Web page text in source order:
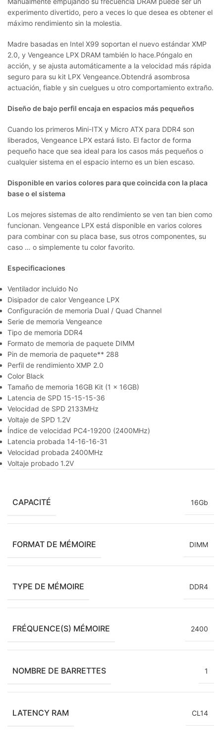
experimento divertido, pero a veces lo que desea es obtener el
máximo rendimiento sin la molestia.
Madre basadas en Intel X99 soportan el nuevo estándar XMP
2.0, y Vengeance LPX DRAM también lo hace.Póngalo en
acción, y se ajusta automáticamente a la velocidad más rápida
seguro para su kit LPX Vengeance.Obtendrá asombrosa
actuación, fiable y sin cuelgues u otro comportamiento extraño.
Diseño de bajo perfil encaja en espacios más pequeños
Cuando los primeros Mini-ITX y Micro ATX para DDR4 son
liberados, Vengeance LPX estará listo. El factor de forma
pequeño hace que sea ideal para los casos más pequeños o
cualquier sistema en el espacio interno es un bien escaso.
Disponible en varios colores para que coincida con la placa
base o el sistema
Los mejores sistemas de alto rendimiento se ven tan bien como
funcionan. Vengeance LPX está disponible en varios colores
para combinar con su placa base, sus otros componentes, su
caso … o simplemente tu color favorito.
Especificaciones
Ventilador incluido No
Disipador de calor Vengeance LPX
Configuración de memoria Dual / Quad Channel
Serie de memoria Vengeance
Tipo de memoria DDR4
Formato de memoria de paquete DIMM
Pin de memoria de paquete** 288
Perfil de rendimiento XMP 2.0
Color Black
Tamaño de memoria 16GB Kit (1 x 16GB)
Latencia de SPD 15-15-15-36
Velocidad de SPD 2133MHz
Voltaje de SPD 1.2V
Índice de velocidad PC4-19200 (2400MHz)
Latencia probada 14-16-16-31
Velocidad probada 2400MHz
Voltaje probado 1.2V
CAPACITÉ 16Gb
FORMAT DE MÉMOIRE DIMM
TYPE DE MÉMOIRE DDR4
FRÉQUENCE(S) MÉMOIRE 2400
NOMBRE DE BARRETTES 1
LATENCY RAM CL14